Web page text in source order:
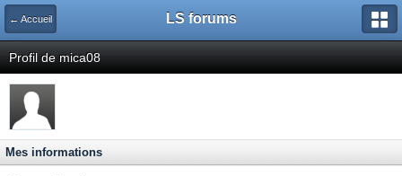
← Accueil LS forums
Profil de mica08
Mes informations